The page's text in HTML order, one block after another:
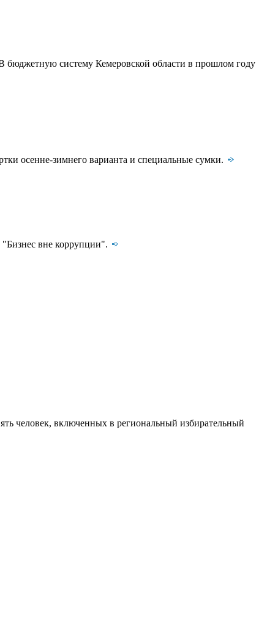
бюджетную систему Кемеровской области в прошлом году
осенне-зимнего варианта и специальные сумки.
"Бизнес вне коррупции".
человек, включенных в региональный избирательный